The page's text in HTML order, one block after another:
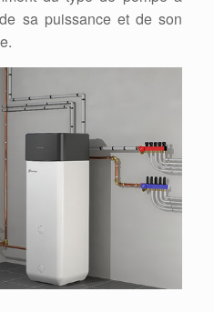
sa puissance et de son